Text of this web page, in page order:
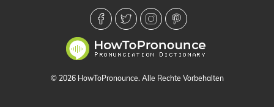
© 2026 HowToPronounce. Alle Rechte Vorbehalten